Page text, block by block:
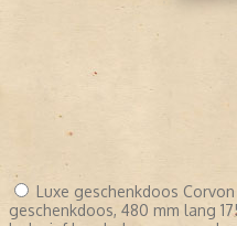
Luxe geschenkdoos Corvon
geschenkdoos, 480 mm lang